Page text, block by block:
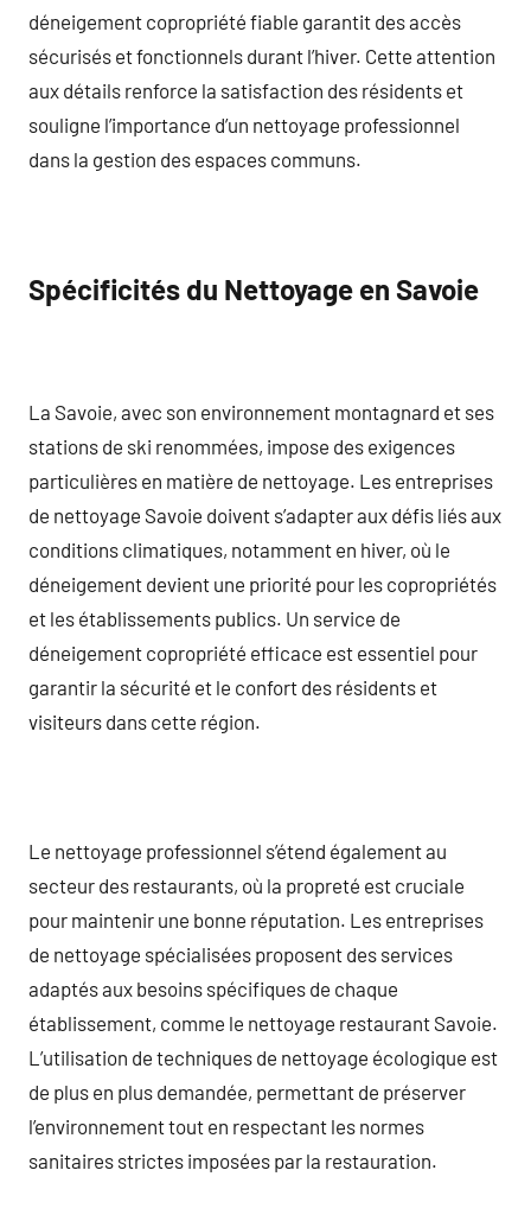
déneigement copropriété fiable garantit des accès
sécurisés et fonctionnels durant l’hiver. Cette attention
aux détails renforce la satisfaction des résidents et
souligne l’importance d’un nettoyage professionnel
dans la gestion des espaces communs.
Spécificités du Nettoyage en Savoie
La Savoie, avec son environnement montagnard et ses
stations de ski renommées, impose des exigences
particulières en matière de nettoyage. Les entreprises
de nettoyage Savoie doivent s’adapter aux défis liés aux
conditions climatiques, notamment en hiver, où le
déneigement devient une priorité pour les copropriétés
et les établissements publics. Un service de
déneigement copropriété efficace est essentiel pour
garantir la sécurité et le confort des résidents et
visiteurs dans cette région.
Le nettoyage professionnel s’étend également au
secteur des restaurants, où la propreté est cruciale
pour maintenir une bonne réputation. Les entreprises
de nettoyage spécialisées proposent des services
adaptés aux besoins spécifiques de chaque
établissement, comme le nettoyage restaurant Savoie.
L’utilisation de techniques de nettoyage écologique est
de plus en plus demandée, permettant de préserver
l’environnement tout en respectant les normes
sanitaires strictes imposées par la restauration.